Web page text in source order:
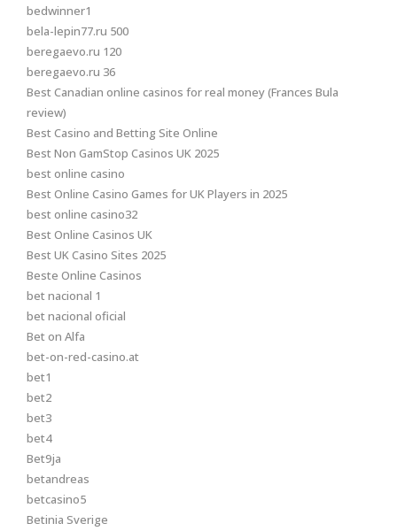
bedwinner1
bela-lepin77.ru 500
beregaevo.ru 120
beregaevo.ru 36
Best Canadian online casinos for real money (Frances Bula
review)
Best Casino and Betting Site Online
Best Non GamStop Casinos UK 2025
best online casino
Best Online Casino Games for UK Players in 2025
best online casino32
Best Online Casinos UK
Best UK Casino Sites 2025
Beste Online Casinos
bet nacional 1
bet nacional oficial
Bet on Alfa
bet-on-red-casino.at
bet1
bet2
bet3
bet4
Bet9ja
betandreas
betcasino5
Betinia Sverige